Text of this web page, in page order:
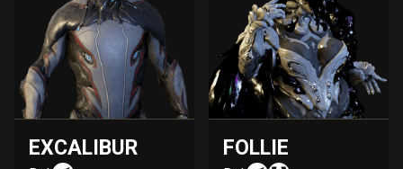
EXCALIBUR FOLLIE